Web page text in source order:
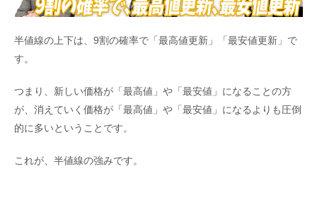
半値線の上下は、9割の確率で「最高値更新」「最安値更新」で
す。
つまり、新しい価格が「最高値」や「最安値」になることの方
が、消えていく価格が「最高値」や「最安値」になるよりも圧倒
的に多いということです。
これが、半値線の強みです。